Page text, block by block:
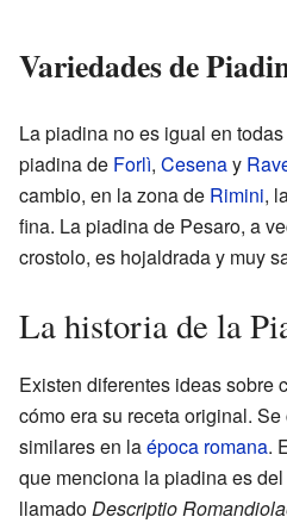
Variedades de
La piadina no es igual en
piadina de Forlì, Cesenay
cambio, en la zona de Rimini,
fina. La piadina de Pesaro, a
crostolo, es hojaldrada y muy
La historia de la
Existen diferentes ideas sobre
cómo era su receta original.
similares en laépoca romana.
que menciona la piadina es
llamado Descriptio